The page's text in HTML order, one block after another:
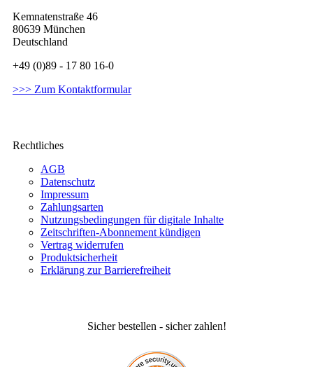
Kemnatenstraße 46
80639 München
Deutschland
+49 (0)89 - 17 80 16-0
>>> Zum Kontaktformular
Rechtliches
AGB
Datenschutz
Impressum
Zahlungsarten
Nutzungsbedingungen für digitale Inhalte
Zeitschriften-Abonnement kündigen
Vertrag widerrufen
Produktsicherheit
Erklärung zur Barrierefreiheit
Sicher bestellen - sicher zahlen!